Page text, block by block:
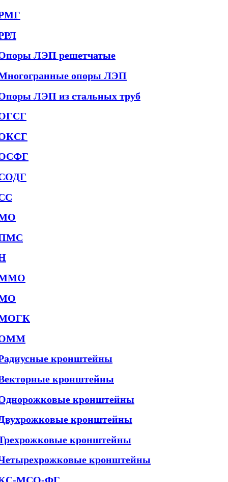
ЛЭП решетчатые
опоры ЛЭП
ЛЭП из стальных труб
кронштейны
кронштейны
кронштейны
кронштейны
кронштейны
кронштейны